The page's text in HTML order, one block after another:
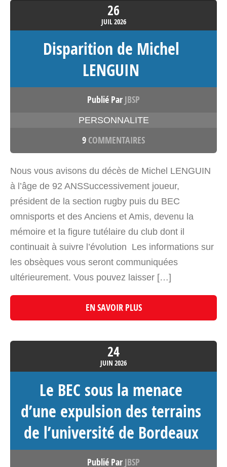
26
JUIL2026
Disparition de Michel
LENGUIN
Publié Par JBSP
PERSONNALITE
9 COMMENTAIRES
Nous vous avisons du décès de Michel LENGUIN
à l’âge de 92 ANSSuccessivement joueur,
président de la section rugby puis du BEC
omnisports et des Anciens et Amis, devenu la
mémoire et la figure tutélaire du club dont il
continuait à suivre l’évolution Les informations sur
les obsèques vous seront communiquées
ultérieurement. Vous pouvez laisser […]
EN SAVOIR PLUS
24
JUIN 2026
Le BEC sous la menace
d’une expulsion des terrains
de l’université de Bordeaux
Publié Par JBSP